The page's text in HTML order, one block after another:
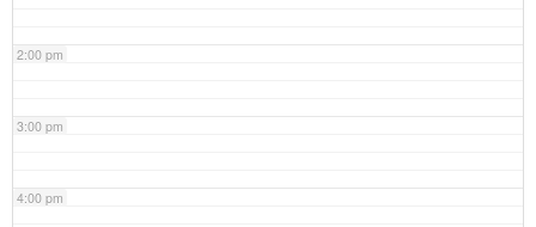
2:00 pm
3:00 pm
4:00 pm